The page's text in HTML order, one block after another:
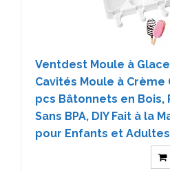
Ventdest Moule à
Cavités Moule à Crème
pcs Bâtonnets en Bois,
Sans BPA, DIY Fait à la
pour Enfants et